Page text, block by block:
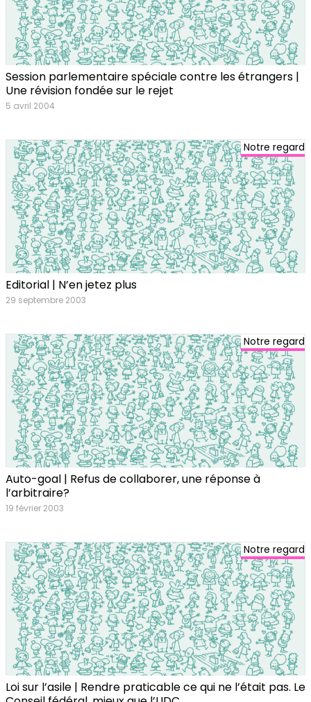
Session parlementaire spéciale contre les étrangers |
Une révision fondée sur le rejet
5 avril 2004
Notre regard
Editorial | N’en jetez plus
29 septembre 2003
Notre regard
Auto-goal | Refus de collaborer, une réponse à
l’arbitraire?
19 février 2003
Notre regard
Loi sur l’asile | Rendre praticable ce qui ne l’était pas. Le